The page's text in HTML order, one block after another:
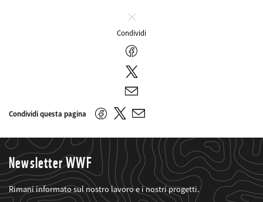
Chiudi
Condividi
Facebook
Twitter
E-
mail
Condividi questa pagina FacebookTwitter
E-
Newsletter WWF
Rimani informato sul nostro lavoro e i nostri progetti.